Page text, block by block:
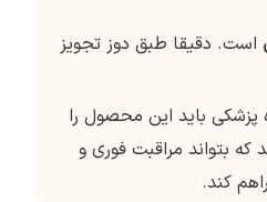
است. دقیقا طبق دوز تجویز
باید این محصول را
که بتواند مراقبت فوری و
کند.